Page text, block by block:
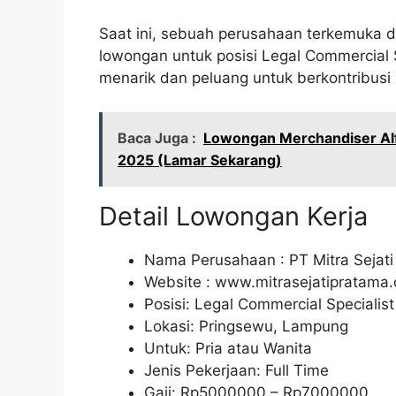
Saat ini, sebuah perusahaan terkemuka
lowongan untuk posisi Legal
menarik dan peluang untuk
Baca Juga : Lowongan Merchandiser
2025 (Lamar Sekarang)
Detail Lowongan Kerja
Nama Perusahaan : PT Mitra
Website :
Posisi: Legal Commercial Specialist
Lokasi: Pringsewu, Lampung
Untuk: Pria atau Wanita
Jenis Pekerjaan: Full Time
Gaji: Rp5000000 – Rp7000000